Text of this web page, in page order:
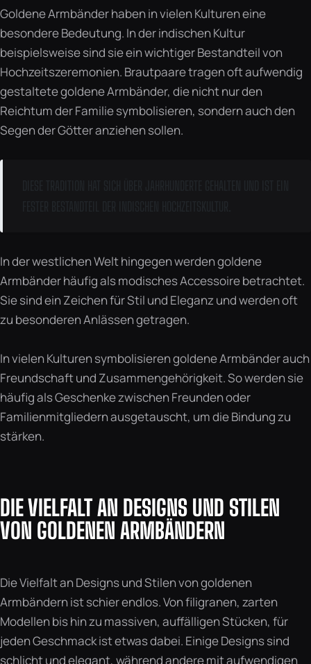
Goldene Armbänder haben in vielen Kulturen eine
besondere Bedeutung. In der indischen Kultur
beispielsweise sind sie ein wichtiger Bestandteil von
Hochzeitszeremonien. Brautpaare tragen oft aufwendig
gestaltete goldene Armbänder, die nicht nur den
Reichtum der Familie symbolisieren, sondern auch den
Segen der Götter anziehen sollen.
In der westlichen Welt hingegen werden goldene
Armbänder häufig als modisches Accessoire betrachtet.
Sie sind ein Zeichen für Stil und Eleganz und werden oft
zu besonderen Anlässen getragen.
In vielen Kulturen symbolisieren goldene Armbänder auch
Freundschaft und Zusammengehörigkeit. So werden sie
häufig als Geschenke zwischen Freunden oder
Familienmitgliedern ausgetauscht, um die Bindung zu
stärken.
DIE VIELFALT AN DESIGNS UND STILEN
VON GOLDENEN ARMBÄNDERN
Die Vielfalt an Designs und Stilen von goldenen
Armbändern ist schier endlos. Von filigranen, zarten
Modellen bis hin zu massiven, auffälligen Stücken, für
jeden Geschmack ist etwas dabei. Einige Designs sind
schlicht und elegant, während andere mit aufwendigen